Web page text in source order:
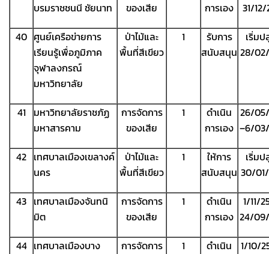
บรมราชชนนี ชัยนาท
ของเสีย
การเอง
31/
40 ศูนย์เครือข่ายการ
เรียนรู้เพื่อภูมิภาค
จุฬาลงกรณ์
มหาวิทยาลัย
ป่าไม้และ
พื้นที่สีเขียว
1
รับการ
สนับสนุน
เริ่ม
28/
41
มหาวิทยาลัยราชภัฏ
มหาสารคาม
การจัดการ
ของเสีย
1
ดำเนิน
การเอง
26/
–6/
42 เทศบาลเมืองเขลางค์
นคร
ป่าไม้และ
พื้นที่สีเขียว
1
ให้การ
สนับสนุน
เริ่ม
30/
43 เทศบาลเมืองจันทนิ
มิต
การจัดการ
ของเสีย
1
ดำเนิน
การเอง
1/11/
24/
44 เทศบาลเมืองบาง
การจัดการ
1
ดำเนิน
1/10/